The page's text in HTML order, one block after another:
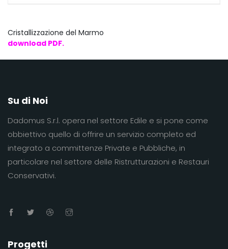
Cristallizzazione del Marmo
download PDF.
Su di Noi
Dadomus S.r.l. opera nel settore Edile e si pone come
obbiettivo quello di offrire un servizio completo ed
integrato a committenze Private e Pubbliche, in
particolare nel settore delle Ristrutturazioni e Restauri
Conservativi.
Progetti